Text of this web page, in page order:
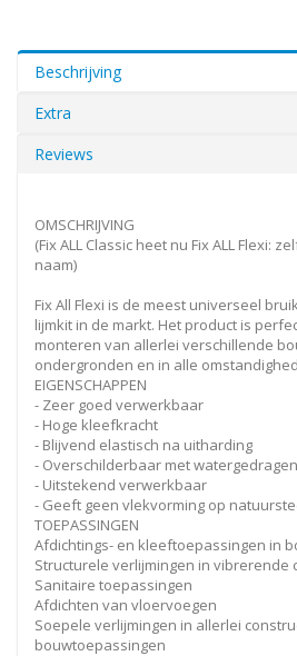
Beschrijving
Extra
Reviews
OMSCHRIJVING
(Fix ALL Classic heet nu Fix ALL Flexi:
naam)
Fix All Flexi is de meest universeel
lijmkit in de markt. Het product is
monteren van allerlei verschillende
ondergronden en in alle
EIGENSCHAPPEN
- Zeer goed verwerkbaar
- Hoge kleefkracht
- Blijvend elastisch na uitharding
- Overschilderbaar met
- Uitstekend verwerkbaar
- Geeft geen vlekvorming op
TOEPASSINGEN
Afdichtings- en kleeftoepassingen in
Structurele verlijmingen in vibrerende
Sanitaire toepassingen
Afdichten van vloervoegen
Soepele verlijmingen in allerlei
bouwtoepassingen